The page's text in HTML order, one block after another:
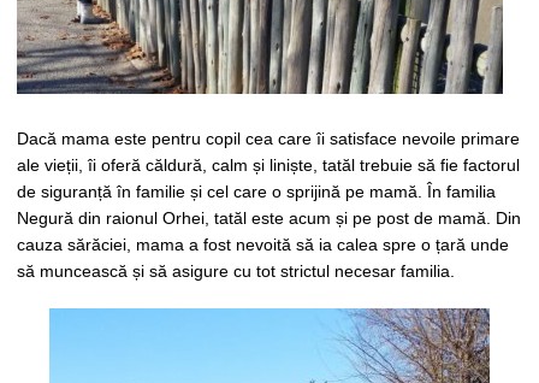
Dacă mama este pentru copil cea care îi satisface nevoile primare
ale vieții, îi oferă căldură, calm și liniște, tatăl trebuie să fie factorul
de siguranță în familie și cel care o sprijină pe mamă. În familia
Negură din raionul Orhei, tatăl este acum și pe post de mamă. Din
cauza sărăciei, mama a fost nevoită să ia calea spre o țară unde
să muncească și să asigure cu tot strictul necesar familia.